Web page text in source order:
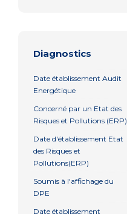
Diagnostics
Date établissement Audit
Energétique
Concerné par un Etat des
Risques et Pollutions (ERP)
Date d'établissement Etat
des Risques et
Pollutions(ERP)
Soumis à l'affichage du
DPE
Date établissement